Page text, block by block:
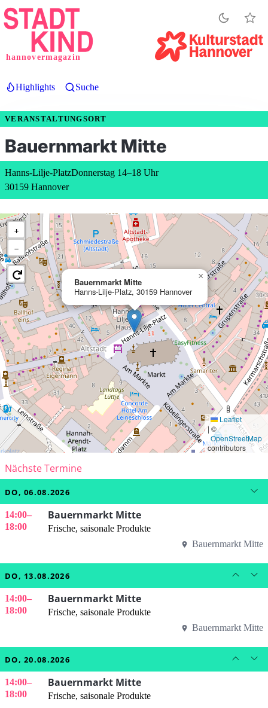
Direkt
zum
hannovermagazin
Highlights Suche
VERANSTALTUNGSORT
Bauernmarkt Mitte
Hanns-Lilje-Platz
30159 Hannover
Donnerstag 14–18 Uhr
Bauernmarkt Mitte
Hanns-Lilje-Platz, 30159 Hannover
×
+
−
Leaflet
| ©
OpenStreetMap
contributors
Nächste Termine
DO, 06.08.2026
14:00–
18:00
Bauernmarkt Mitte
Frische, saisonale Produkte
Bauernmarkt Mitte
DO, 13.08.2026
14:00–
18:00
Bauernmarkt Mitte
Frische, saisonale Produkte
Bauernmarkt Mitte
DO, 20.08.2026
14:00–
18:00
Bauernmarkt Mitte
Frische, saisonale Produkte